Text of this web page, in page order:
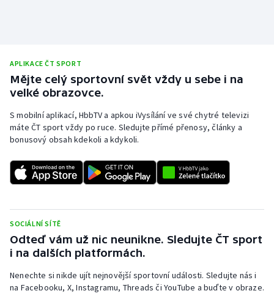
Krasobruslení
Lezení
Lyže a snowboard
Moderní pětiboj
Olympijské hry
Parasport
Plavání
APLIKACE ČT SPORT
Mějte celý sportovní svět vždy u sebe i na
velké obrazovce.
S mobilní aplikací, HbbTV a apkou iVysílání ve své chytré televizi
máte ČT sport vždy po ruce. Sledujte přímé přenosy, články a
bonusový obsah kdekoli a kdykoli.
SOCIÁLNÍ SÍTĚ
Odteď vám už nic neunikne. Sledujte ČT sport
i na dalších platformách.
Nenechte si nikde ujít nejnovější sportovní události. Sledujte nás i
na Facebooku, X, Instagramu, Threads či YouTube a buďte v obraze.